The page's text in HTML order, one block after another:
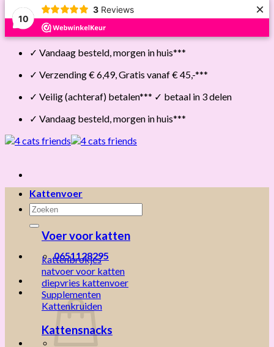
10
3 Reviews ×
Skip
✓ Vandaag besteld, morgen in huis***
✓ Verzending € 6,49, Gratis vanaf € 45,-***
✓ Veilig (achteraf) betalen*** ✓ betaal in 3 delen
✓ Vandaag besteld, morgen in huis***
Zoeken
naar:
0651128295
Kattenvoer
Voer voor katten
kattenbrokjes
natvoer voor katten
diepvries kattenvoer
Supplementen
Kattenkruiden
Kattensnacks